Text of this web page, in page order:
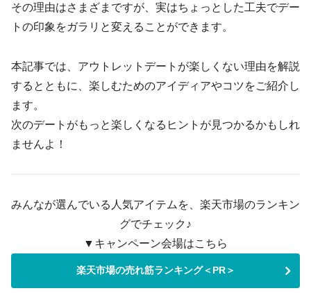
その理由はさまざまですが、実はちょっとした工夫でデー
トの印象をガラリと変えることができます。
本記事では、アウトレットデートが楽しくない理由を解説
するとともに、楽しむためのアイディアやコツをご紹介し
ます。
次のデートがもっと楽しくなるヒントが見つかるかもしれ
ませんよ！
みんなが選んでいる人気アイテムを、楽天市場のランキン
グでチェック♪
▼キャンペーン会場はこちら
楽天市場の売れ筋ランキング＜PR＞